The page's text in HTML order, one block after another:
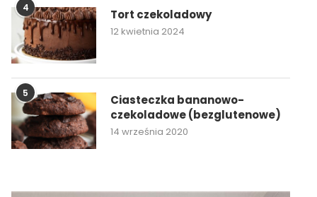
4 Tort czekoladowy
12 kwietnia 2024
5
Ciasteczka bananowo-
czekoladowe (bezglutenowe)
14 września 2020